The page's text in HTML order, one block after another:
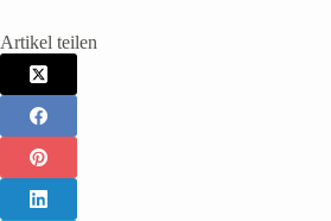
Artikel teilen